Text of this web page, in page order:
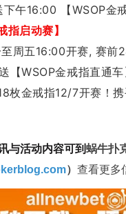
午16:00 【WSOP金
启动赛】
周五16:00开赛, 赛前
【WSOP金戒指直通
与活动内容可到蜗牛扑
） 查看更多